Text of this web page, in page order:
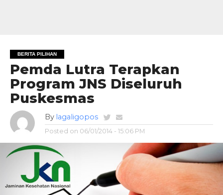
BERITA PILIHAN
Pemda Lutra Terapkan
Program JNS Diseluruh
Puskesmas
By lagaligopos
Posted on 06/01/2014 - 15:06 PM